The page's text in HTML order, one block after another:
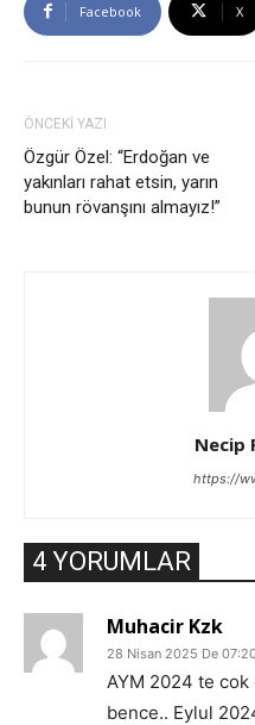
Facebook X
ÖNCEKİ YAZI
Özgür Özel: “Erdoğan ve
yakınları rahat etsin, yarın
bunun rövanşını almayız!”
Necip
https://
4 YORUMLAR
Muhacir Kzk
28 Nisan 2025 De 07:20
AYM 2024 te
bence.. Eylul